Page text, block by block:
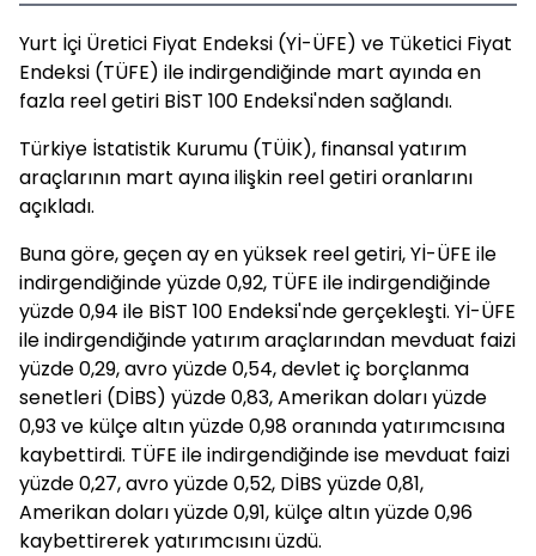
Yurt İçi Üretici Fiyat Endeksi (Yİ-ÜFE) ve Tüketici Fiyat
Endeksi (TÜFE) ile indirgendiğinde mart ayında en
fazla reel getiri BİST 100 Endeksi'nden sağlandı.
Türkiye İstatistik Kurumu (TÜİK), finansal yatırım
araçlarının mart ayına ilişkin reel getiri oranlarını
açıkladı.
Buna göre, geçen ay en yüksek reel getiri, Yİ-ÜFE ile
indirgendiğinde yüzde 0,92, TÜFE ile indirgendiğinde
yüzde 0,94 ile BİST 100 Endeksi'nde gerçekleşti. Yİ-ÜFE
ile indirgendiğinde yatırım araçlarından mevduat faizi
yüzde 0,29, avro yüzde 0,54, devlet iç borçlanma
senetleri (DİBS) yüzde 0,83, Amerikan doları yüzde
0,93 ve külçe altın yüzde 0,98 oranında yatırımcısına
kaybettirdi. TÜFE ile indirgendiğinde ise mevduat faizi
yüzde 0,27, avro yüzde 0,52, DİBS yüzde 0,81,
Amerikan doları yüzde 0,91, külçe altın yüzde 0,96
kaybettirerek yatırımcısını üzdü.